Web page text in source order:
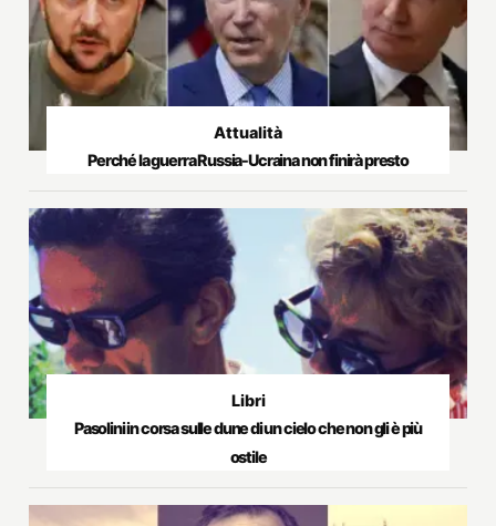
Attualità
Perché la guerra Russia-Ucraina non finirà presto
Libri
Pasolini in corsa sulle dune di un cielo che non gli è più
ostile